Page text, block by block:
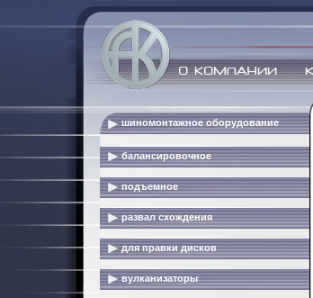
шиномонтажное оборудование
балансировочное
подъемное
развал схождения
для правки дисков
вулканизаторы